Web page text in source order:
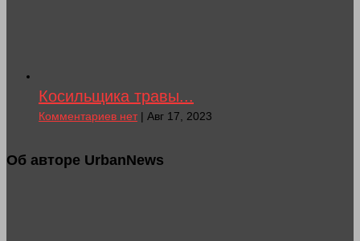
Косильщика травы...
Комментариев нет| Авг 17, 2023
Об авторе UrbanNews